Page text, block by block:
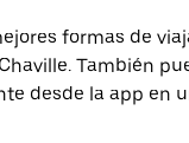
formas de
También
desde la app en